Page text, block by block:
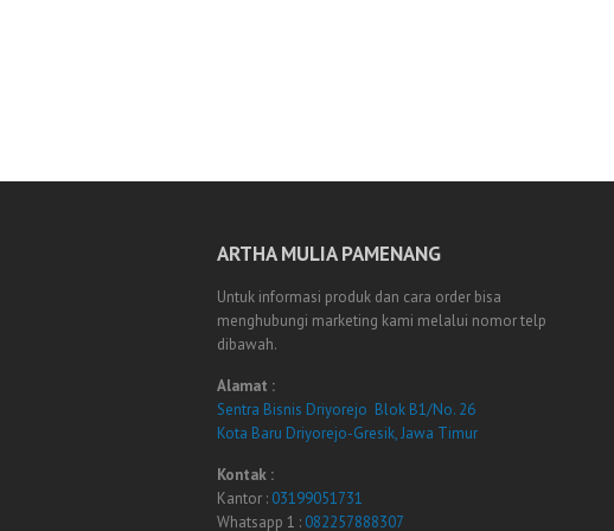
ARTHA MULIA PAMENANG
Untuk informasi produk dan cara order bisa
menghubungi marketing kami melalui nomor telp
dibawah.
Alamat :
Sentra Bisnis Driyorejo Blok B1/No. 26
Kota Baru Driyorejo-Gresik, Jawa Timur
Kontak :
Kantor : 03199051731
Whatsapp 1 : 082257888307